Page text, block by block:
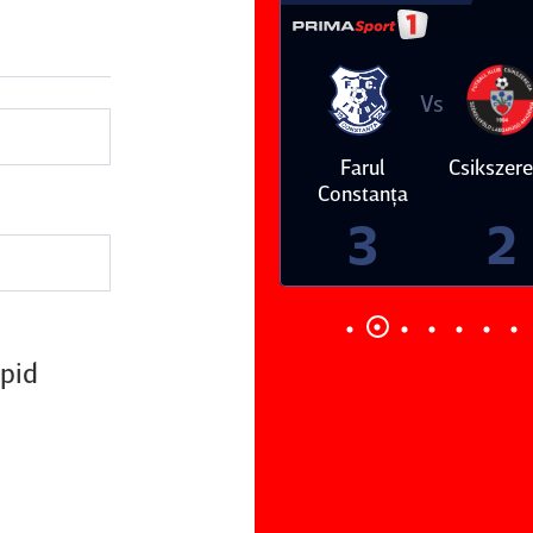
Farul
3
Vs
Dinamo
4
Vs
FC
0